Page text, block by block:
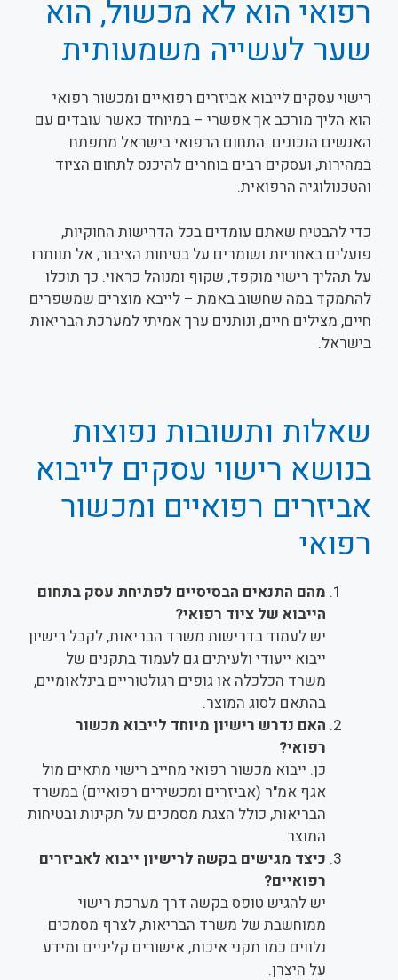
רפואי הוא לא מכשול, הוא
שער לעשייה משמעותית
רישוי עסקים לייבוא אביזרים רפואיים ומכשור רפואי
הוא הליך מורכב אך אפשרי – במיוחד כאשר עובדים עם
האנשים הנכונים. התחום הרפואי בישראל מתפתח
במהירות, ועסקים רבים בוחרים להיכנס לתחום הציוד
והטכנולוגיה הרפואית.
כדי להבטיח שאתם עומדים בכל הדרישות החוקיות,
פועלים באחריות ושומרים על בטיחות הציבור, אל תוותרו
על תהליך רישוי מוקפד, שקוף ומנוהל כראוי. כך תוכלו
להתמקד במה שחשוב באמת – לייבא מוצרים שמשפרים
חיים, מצילים חיים, ונותנים ערך אמיתי למערכת הבריאות
בישראל.
שאלות ותשובות נפוצות
בנושא רישוי עסקים לייבוא
אביזרים רפואיים ומכשור
רפואי
מהם התנאים הבסיסיים לפתיחת עסק בתחום
הייבוא של ציוד רפואי?
יש לעמוד בדרישות משרד הבריאות, לקבל רישיון
ייבוא ייעודי ולעיתים גם לעמוד בתקנים של
משרד הכלכלה או גופים רגולטוריים בינלאומיים,
בהתאם לסוג המוצר.
האם נדרש רישיון מיוחד לייבוא מכשור
רפואי?
כן. ייבוא מכשור רפואי מחייב רישוי מתאים מול
אגף אמ"ר (אביזרים ומכשירים רפואיים) במשרד
הבריאות, כולל הצגת מסמכים על תקינות ובטיחות
המוצר.
כיצד מגישים בקשה לרישיון ייבוא לאביזרים
רפואיים?
יש להגיש טופס בקשה דרך מערכת רישוי
ממוחשבת של משרד הבריאות, לצרף מסמכים
נלווים כמו תקני איכות, אישורים קליניים ומידע
על היצרן.